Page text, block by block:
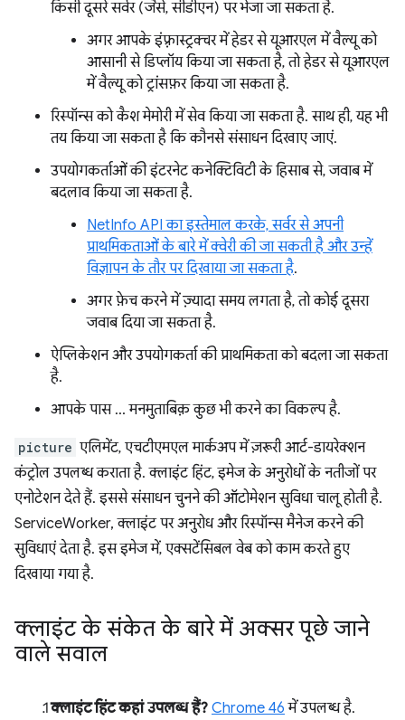
किसी दूसरे सर्वर (जैसे, सीडीएन) पर भेजा जा सकता है.
अगर आपके इंफ़्रास्ट्रक्चर में हेडर से यूआरएल में वैल्यू को
आसानी से डिप्लॉय किया जा सकता है, तो हेडर से यूआरएल
में वैल्यू को ट्रांसफ़र किया जा सकता है.
रिस्पॉन्स को कैश मेमोरी में सेव किया जा सकता है. साथ ही, यह भी
तय किया जा सकता है कि कौनसे संसाधन दिखाए जाएं.
उपयोगकर्ताओं की इंटरनेट कनेक्टिविटी के हिसाब से, जवाब में
बदलाव किया जा सकता है.
NetInfo API का इस्तेमाल करके, सर्वर से अपनी
प्राथमिकताओं के बारे में क्वेरी की जा सकती है और उन्हें
विज्ञापन के तौर पर दिखाया जा सकता है.
अगर फ़ेच करने में ज़्यादा समय लगता है, तो कोई दूसरा
जवाब दिया जा सकता है.
ऐप्लिकेशन और उपयोगकर्ता की प्राथमिकता को बदला जा सकता
है.
आपके पास … मनमुताबिक़ कुछ भी करने का विकल्प है.
picture एलिमेंट, एचटीएमएल मार्कअप में ज़रूरी आर्ट-डायरेक्शन
कंट्रोल उपलब्ध कराता है. क्लाइंट हिंट, इमेज के अनुरोधों के नतीजों पर
एनोटेशन देते हैं. इससे संसाधन चुनने की ऑटोमेशन सुविधा चालू होती है.
ServiceWorker, क्लाइंट पर अनुरोध और रिस्पॉन्स मैनेज करने की
सुविधाएं देता है. इस इमेज में, एक्सटेंसिबल वेब को काम करते हुए
दिखाया गया है.
क्लाइंट के संकेत के बारे में अक्सर पूछे जाने
वाले सवाल
क्लाइंट हिंट कहां उपलब्ध हैं? Chrome 46 में उपलब्ध है.